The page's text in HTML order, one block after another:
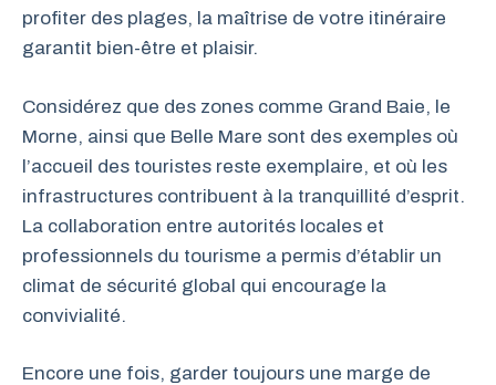
profiter des plages, la maîtrise de votre itinéraire
garantit bien-être et plaisir.
Considérez que des zones comme Grand Baie, le
Morne, ainsi que Belle Mare sont des exemples où
l’accueil des touristes reste exemplaire, et où les
infrastructures contribuent à la tranquillité d’esprit.
La collaboration entre autorités locales et
professionnels du tourisme a permis d’établir un
climat de sécurité global qui encourage la
convivialité.
Encore une fois, garder toujours une marge de